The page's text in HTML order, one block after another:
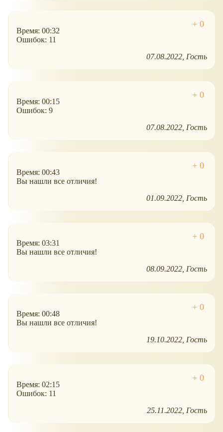
Время: 00:32
Ошибок: 11
07.08.2022 Гость
Время: 00:15
Ошибок: 9
07.08.2022 Гость
Время: 00:43
Вы нашли все отличия!
01.09.2022 Гость
Время: 03:31
Вы нашли все отличия!
08.09.2022 Гость
Время: 00:48
Вы нашли все отличия!
19.10.2022 Гость
Время: 02:15
Ошибок: 11
25.11.2022 Гость